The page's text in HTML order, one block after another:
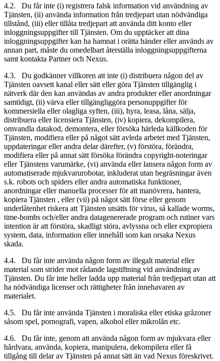
4.2. Du får inte (i) registrera falsk information vid användning av
Tjänsten, (ii) använda information från tredjepart utan nödvändiga
tillstånd, (iii) eller tillåta tredjepart att använda ditt konto eller
inloggningsuppgifter till Tjänsten. Om du upptäcker att dina
inloggningsuppgifter kan ha hamnat i orätta händer eller används av
annan part, måste du omedelbart återställa inloggningsuppgifterna
samt kontakta Partner och Nexus.
4.3. Du godkänner villkoren att inte (i) distribuera någon del av
Tjänsten oavsett kanal eller sätt eller göra Tjänsten tillgänglig i
nätverk där den kan användas av andra produkter eller anordningar
samtidigt, (ii) värva eller tillgängliggöra personuppgifter för
kommersiella eller olagliga syften, (iii), hyra, leasa, låna, sälja,
distribuera eller licensiera Tjänsten, (iv) kopiera, dekompilera,
omvandla datakod, demontera, eller försöka härleda källkoden för
Tjänsten, modifiera eller på något sätt avleda arbetet med Tjänsten,
uppdateringar eller andra delar därefter, (v) förstöra, förändra,
modifiera eller på annat sätt försöka förändra copyright-noteringar
eller Tjänstens varumärke, (vi) använda eller lansera någon form av
automatiserade mjukvarurobotar, inkluderat utan begräsningar även
s.k. robots och spiders eller andra automatiska funktioner,
anordningar eller manuella processer för att manövrera, hantera,
kopiera Tjänsten , eller (vii) på något sätt förse eller genom
underlåtenhet riskera att Tjänsten utsätts för virus, så kallade worms,
time-bombs och/eller andra datagenererade program och rutiner vars
intention är att förstöra, skadligt störa, avlyssna och eller expropiera
system, data, information eller innehåll som kan orsaka Nexus
skada.
4.4. Du får inte använda någon form av illegalt material eller
material som strider mot rådande lagstiftning vid användning av
Tjänsten. Du får inte heller ladda upp material från tredjepart utan att
ha nödvändiga licenser och rättigheter från innehavaren av
materialet.
4.5. Du får inte använda Tjänsten i moraliska eller etiska gråzoner
såsom spel, pornografi, vapen, alkohol eller mikrolån etc.
4.6. Du får inte, genom att använda någon form av mjukvara eller
hårdvara, använda, kopiera, manipulera, dekompilera eller få
tillgång till delar av Tjänsten på annat sätt än vad Nexus föreskrivet.